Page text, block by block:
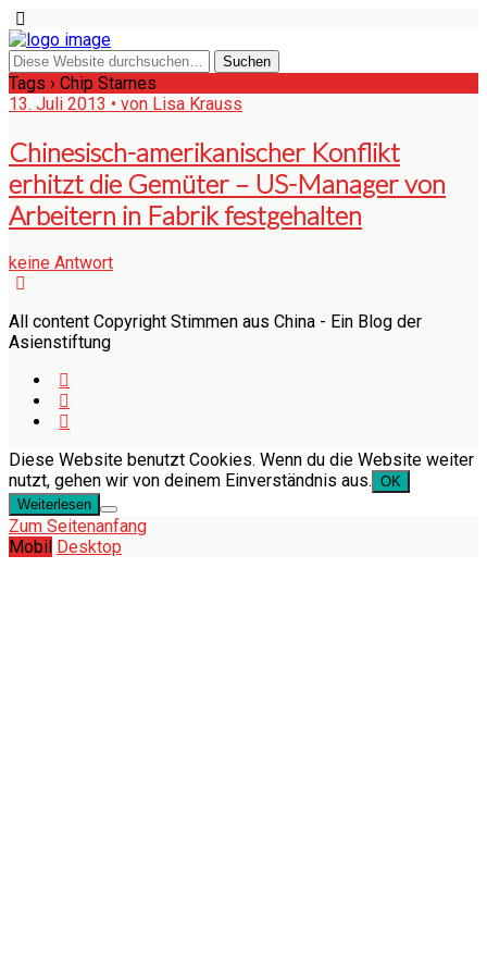
Tags › Chip Starnes
13. Juli 2013 • von Lisa Krauss
Chinesisch-amerikanischer Konflikt
erhitzt die Gemüter – US-Manager von
Arbeitern in Fabrik festgehalten
keine Antwort
All content Copyright Stimmen aus China - Ein Blog der
Asienstiftung
Diese Website benutzt Cookies. Wenn du die Website weiter
nutzt, gehen wir von deinem Einverständnis aus. OK
Weiterlesen
Zum Seitenanfang
Mobil Desktop